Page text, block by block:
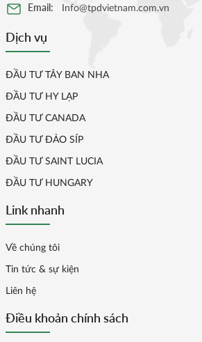
Email: Info@tpdvietnam.com.vn
Dịch vụ
ĐẦU TƯ TÂY BAN NHA
ĐẦU TƯ HY LẠP
ĐẦU TƯ CANADA
ĐẦU TƯ ĐẢO SÍP
ĐẦU TƯ SAINT LUCIA
ĐẦU TƯ HUNGARY
Link nhanh
Về chúng tôi
Tin tức & sự kiện
Liên hệ
Điều khoản chính sách